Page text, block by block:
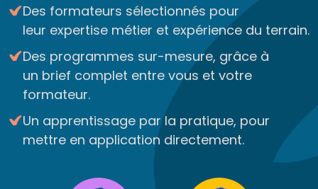
Des formateurs sélectionnés pour
leur expertise métier et expérience du terrain.
Des programmes sur-mesure, grâce à
un brief complet entre vous et votre
formateur.
Un apprentissage par la pratique, pour
mettre en application directement.